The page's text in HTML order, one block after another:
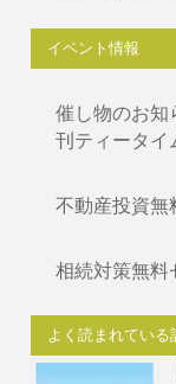
イベント情報
催し物のお
刊ティータイ
不動産投資無
相続対策無料
よく読まれている